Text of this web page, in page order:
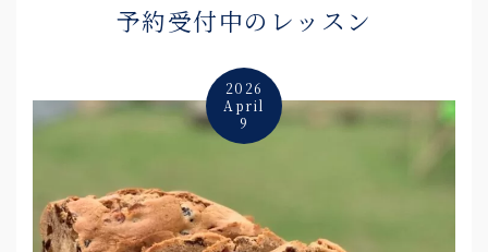
予約受付中のレッスン
2026
April
9